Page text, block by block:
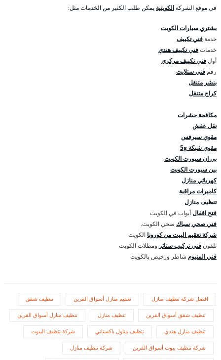
في موقع الشركةالكويتية يمكن طلب الكثير من الخدمات مثل:
يشتري سيارات الكويت
خدمة فني تكييف
خدماتفني تكييف هندي
أولفني تكييف مركزي
رقم فني ستلايت
بنشر متنقل
كراج متنقل
مكافحة حشرات
نقل عفش
مقوي سيرفس
مقوي شبكة 5g
بي ان سبورت الكويت
بين سبورت الكويت
كهربائي منازل
كاميرات مراقبة
تنظيف منازل
فتح اقفالأبواب في الكويت
فني صحيسباك صحي الكويت.
شركة تعقيم البيت من كورونا الكويت
تلفون فني تركيب ستائر ومظلات الكويت
فني المنيوم شاطر ورخيص بالكويت
افضل شركة تنظيف منازل تعقيم منازل أسواق القرين تنظيف شقق
تنظيف شقق أسواق القرين تنظيف منازل تنظيف منازل أسواق القرين
تنظيف منازل هندي تنظيف مناول باكستاني شركة تنظيف البيوت
شركة تنظيف بيوت أسواق القرين شركة تنظيف منازل